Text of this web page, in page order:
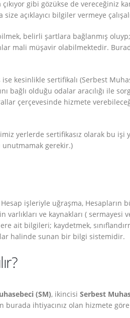
gibi gözükse de vereceğiniz
açıklayıcı bilgiler vermeye
belirli şartlara bağlanmış
mali müşavir olabilmektedir.
kesinlikle sertifikalı (Serbest
bağlı olduğu odalar aracılığı ile
çerçevesinde hizmete
yerlerde sertifikasız olarak bu
gerekir.)
Hesap işleriyle uğraşma,
varlıkları ve kaynakları ( sermayesi
ait bilgileri; kaydetmek,
halinde sunan bir bilgi sistemidir.
(SM), ikincisi Serbest
burada ihtiyacınız olan hizmete